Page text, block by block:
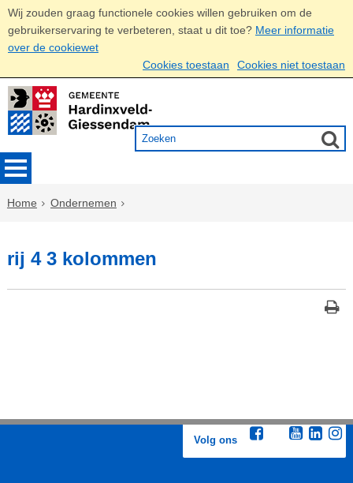
Wij zouden graag functionele cookies willen gebruiken om de
gebruikerservaring te verbeteren, staat u dit toe? Meer informatie
over de cookiewet
Cookies toestaan
Cookies niet toestaan
Home Ondernemen
rij 4 3 kolommen
Volg ons